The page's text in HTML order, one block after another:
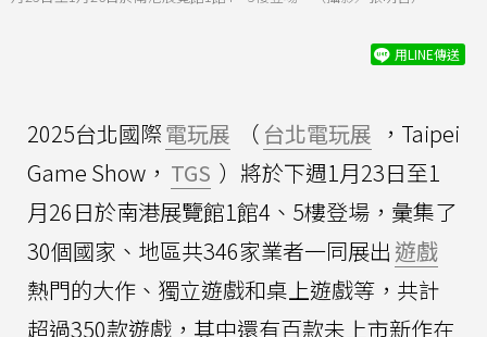
用LINE傳送
2025台北國際電玩展 （ 台北電玩展 ，Taipei
Game Show， TGS ）將於下週1月23日至1
月26日於南港展覽館1館4、5樓登場，彙集了
30個國家、地區共346家業者一同展出 遊戲
熱門的大作、獨立遊戲和桌上遊戲等，共計
超過350款遊戲，其中還有百款未上市新作在